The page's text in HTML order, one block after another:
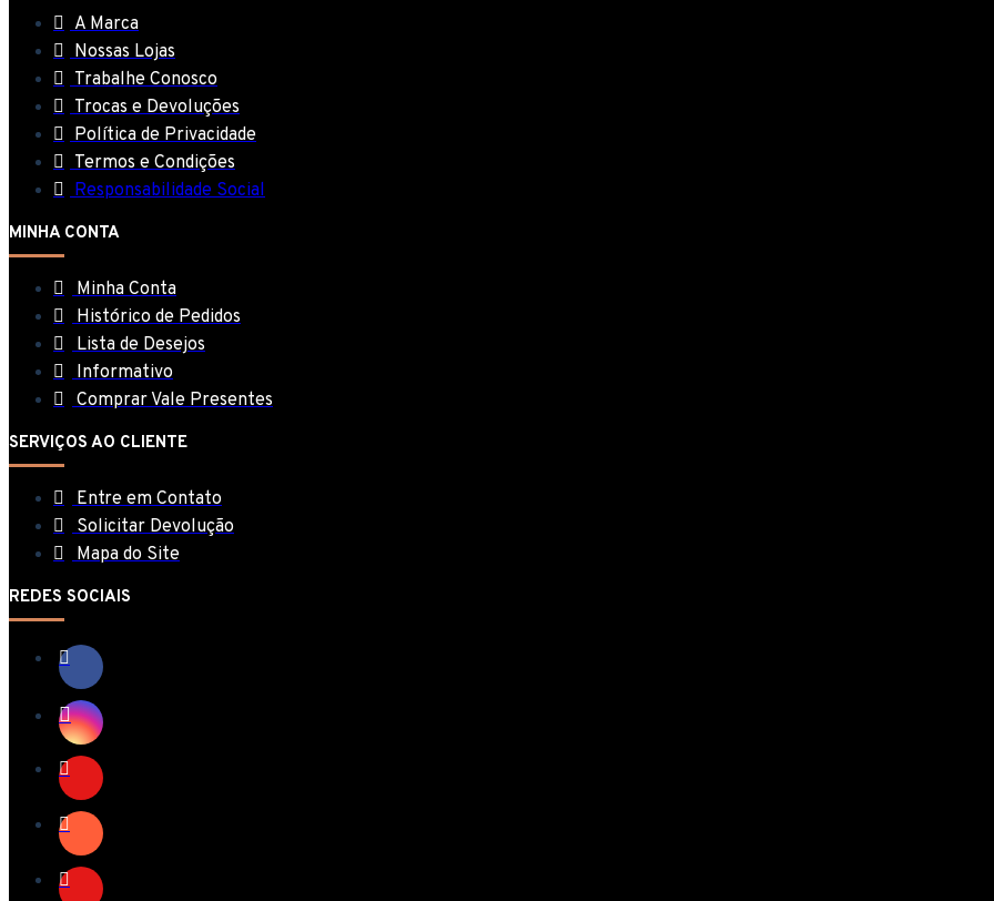
A Marca
Nossas Lojas
Trabalhe Conosco
Trocas e Devoluções
Política de Privacidade
Termos e Condições
Responsabilidade Social
MINHA CONTA
Minha Conta
Histórico de Pedidos
Lista de Desejos
Informativo
Comprar Vale Presentes
SERVIÇOS AO CLIENTE
Entre em Contato
Solicitar Devolução
Mapa do Site
REDES SOCIAIS